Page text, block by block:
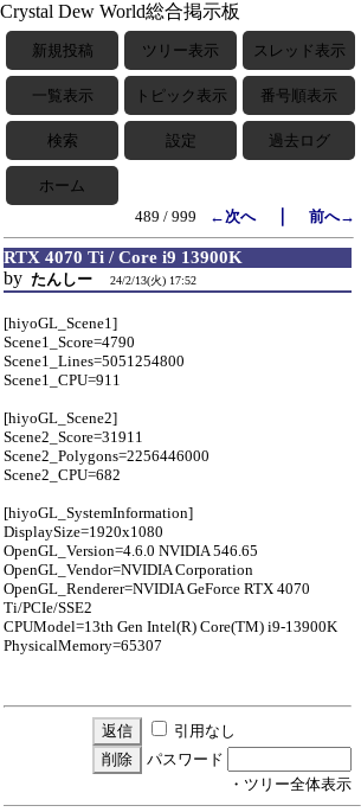
Crystal Dew World総合掲示板
新規投稿 ツリー表示 スレッド表示
一覧表示 トピック表示 番号順表示
検索 設定 過去ログ
ホーム
489 / 999
←次へ｜ 前へ→
RTX 4070 Ti / Core i9 13900K
by たんしー 24/2/13(火) 17:52
[hiyoGL_Scene1]
Scene1_Score=4790
Scene1_Lines=5051254800
Scene1_CPU=911
[hiyoGL_Scene2]
Scene2_Score=31911
Scene2_Polygons=2256446000
Scene2_CPU=682
[hiyoGL_SystemInformation]
DisplaySize=1920x1080
OpenGL_Version=4.6.0 NVIDIA 546.65
OpenGL_Vendor=NVIDIA Corporation
OpenGL_Renderer=NVIDIA GeForce RTX 4070
Ti/PCIe/SSE2
CPUModel=13th Gen Intel(R) Core(TM) i9-13900K
PhysicalMemory=65307
引用なし
パスワード
・ツリー全体表示